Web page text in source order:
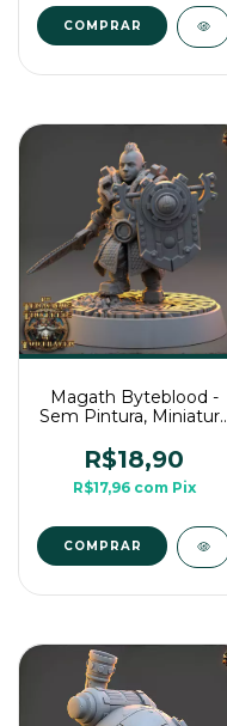
COMPRAR
Magath Byteblood -
Sem Pintura, Miniatura
Mesa
R$18,90
R$17,96 com Pix
COMPRAR